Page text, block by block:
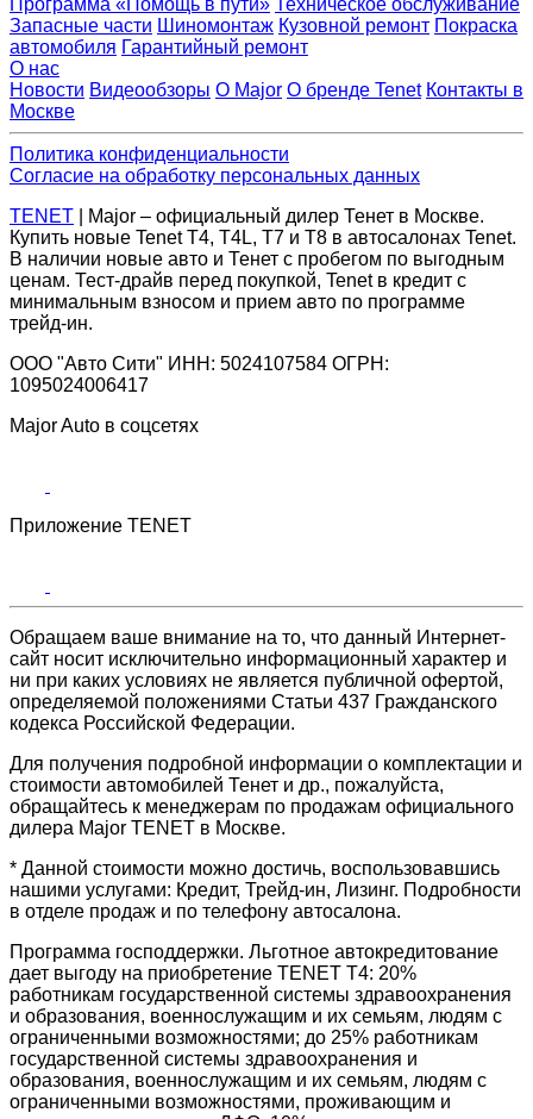
Запасные части Шиномонтаж Кузовной ремонт Покраска
автомобиля Гарантийный ремонт
О нас
Новости Видеообзоры О Major О бренде Tenet Контакты в
Москве
Политика конфиденциальности
Согласие на обработку персональных данных
TENET | Major – официальный дилер Тенет в Москве.
Купить новые Tenet Т4, T4L, Т7 и Т8 в автосалонах Tenet.
В наличии новые авто и Тенет с пробегом по выгодным
ценам. Тест-драйв перед покупкой, Tenet в кредит с
минимальным взносом и прием авто по программе
трейд-ин.
ООО "Авто Сити" ИНН: 5024107584 ОГРН:
1095024006417
Major Auto в соцсетях
Приложение TENET
Обращаем ваше внимание на то, что данный Интернет-
сайт носит исключительно информационный характер и
ни при каких условиях не является публичной офертой,
определяемой положениями Статьи 437 Гражданского
кодекса Российской Федерации.
Для получения подробной информации о комплектации и
стоимости автомобилей Тенет и др., пожалуйста,
обращайтесь к менеджерам по продажам официального
дилера Major TENET в Москве.
* Данной стоимости можно достичь, воспользовавшись
нашими услугами: Кредит, Трейд-ин, Лизинг. Подробности
в отделе продаж и по телефону автосалона.
Программа господдержки. Льготное автокредитование
дает выгоду на приобретение TENET T4: 20%
работникам государственной системы здравоохранения
и образования, военнослужащим и их семьям, людям с
ограниченными возможностями; до 25% работникам
государственной системы здравоохранения и
образования, военнослужащим и их семьям, людям с
ограниченными возможностями, проживающим и